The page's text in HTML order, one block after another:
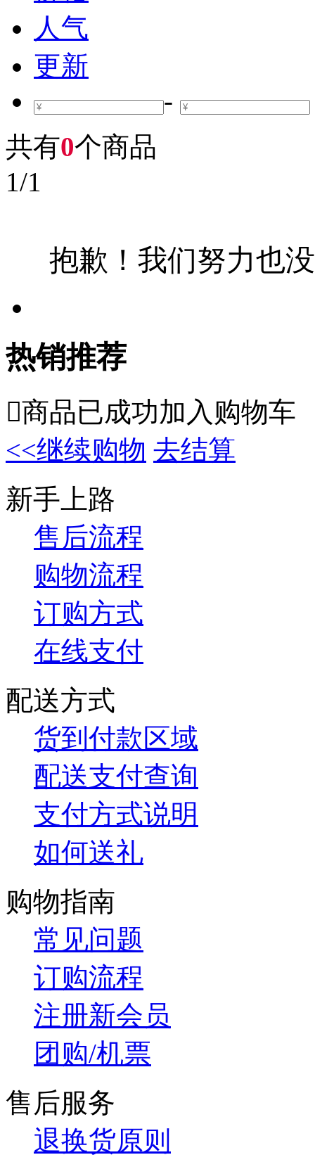
人气
更新
-
共有0个商品
1/1
抱歉！我们努力也
热销推荐
商品已成功加入购物车
<<继续购物 去结算
新手上路
售后流程
购物流程
订购方式
在线支付
配送方式
货到付款区域
配送支付查询
支付方式说明
如何送礼
购物指南
常见问题
订购流程
注册新会员
团购/机票
售后服务
退换货原则